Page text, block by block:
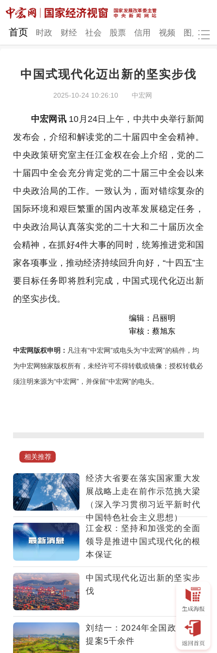
网站地图
地方发展
首页 时政 财经 社会 股票 信用 视频 图片
中国式现代化迈出新的坚实步伐
2025-10-24 10:26:10 中宏网
中宏网讯10月24日上午，中共中央举行新闻
发布会，介绍和解读党的二十届四中全会精神。
中央政策研究室主任江金权在会上介绍，党的二
十届四中全会充分肯定党的二十届三中全会以来
中央政治局的工作。一致认为，面对错综复杂的
国际环境和艰巨繁重的国内改革发展稳定任务，
中央政治局认真落实党的二十大和二十届历次全
会精神，在抓好4件大事的同时，统筹推进党和国
家各项事业，推动经济持续回升向好，“十四五”主
要目标任务即将胜利完成，中国式现代化迈出新
的坚实步伐。
编辑：吕丽明
审核：蔡旭东
中宏网版权申明： 凡注有“中宏网”或电头为“中宏网”的稿件，均
为中宏网独家版权所有，未经许可不得转载或镜像；授权转载必
须注明来源为“中宏网”，并保留“中宏网”的电头。
上
午，
中
共
中
央
举
行
新
闻
发
布
会，
介
绍
和
解
相关推荐
经济大省要在落实国家重大发
展战略上走在前作示范挑大梁
（深入学习贯彻习近平新时代
中国特色社会主义思想）
江金权：坚持和加强党的全面
领导是推进中国式现代化的根
本保证
中国式现代化迈出新的坚实步
伐
刘结一：2024年全国政协办复
提案5千余件